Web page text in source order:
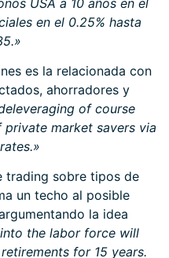
en el 0.25% hasta
es la relacionada con
ahorradores y
of course
market savers via
trading sobre tipos de
un techo al posible
la idea
the labor force will
for 15 years.